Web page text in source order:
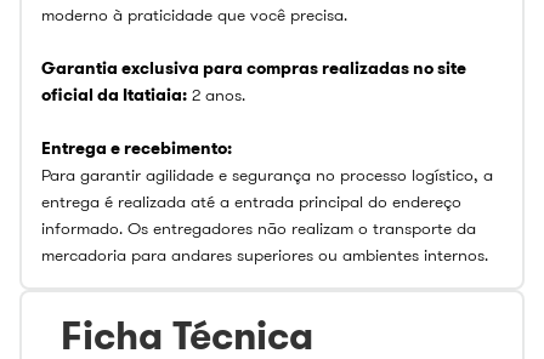
moderno à praticidade que você precisa.
Garantia exclusiva para compras realizadas no site
oficial da Itatiaia: 2 anos.
Entrega e recebimento:
Para garantir agilidade e segurança no processo logístico, a
entrega é realizada até a entrada principal do endereço
informado. Os entregadores não realizam o transporte da
mercadoria para andares superiores ou ambientes internos.
Ficha Técnica